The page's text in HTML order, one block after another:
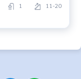
1 11-20